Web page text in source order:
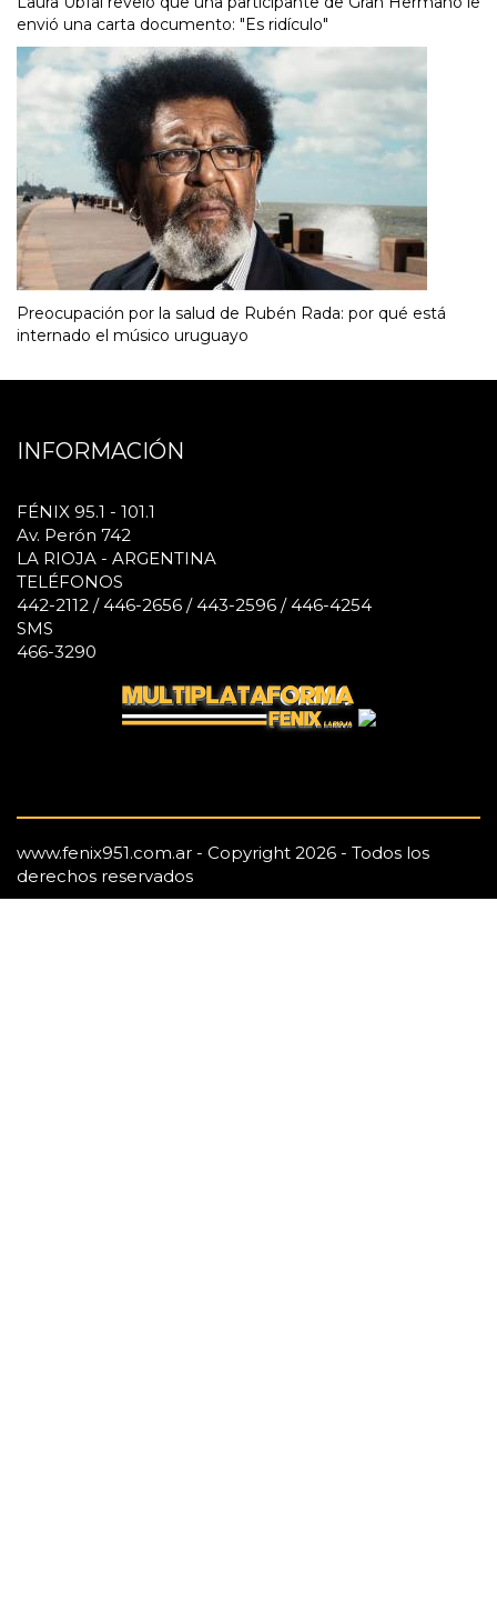
envió una carta documento: "Es ridículo"
Preocupación por la salud de Rubén Rada: por qué está
internado el músico uruguayo
INFORMACIÓN
FÉNIX 95.1 - 101.1
Av. Perón 742
LA RIOJA - ARGENTINA
TELÉFONOS
442-2112 / 446-2656 / 443-2596 / 446-4254
SMS
466-3290
www.fenix951.com.ar - Copyright 2026 - Todos los
derechos reservados